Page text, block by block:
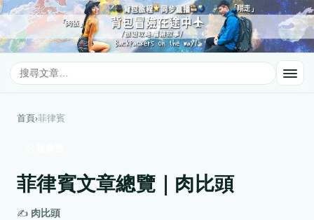
首頁›菲律賓
菲律賓文章總覽｜肉比頭
✍️ 肉比頭